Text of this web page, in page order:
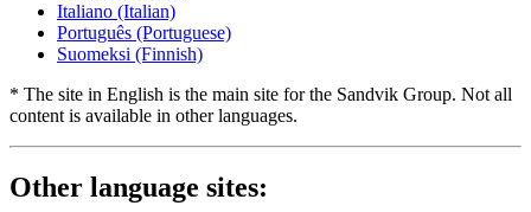
Italiano (Italian)
Português (Portuguese)
Suomeksi (Finnish)
* The site in English is the main site for the Sandvik Group. Not all
content is available in other languages.
Other language sites: